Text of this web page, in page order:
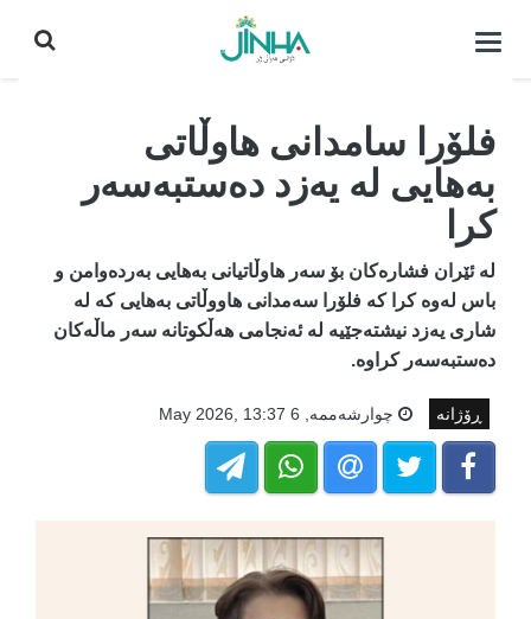
كردنه‌وه‌ی
فلۆرا سامدانی هاوڵاتی
بەهایی لە یەزد دەستبەسەر
کرا
لە ئێران فشارەکان بۆ سەر هاوڵاتیانی بەهایی بەردەوامن و
باس لەوە کرا کە فلۆرا سەمدانی هاووڵاتی بەهایی کە لە
شاری یەزد نیشتەجێیە لە ئەنجامی هەڵکوتانە سەر ماڵەکان
دەستبەسەر کراوە.
ڕۆژانە چوارشه‌ممه‌, 6 May 2026, 13:37